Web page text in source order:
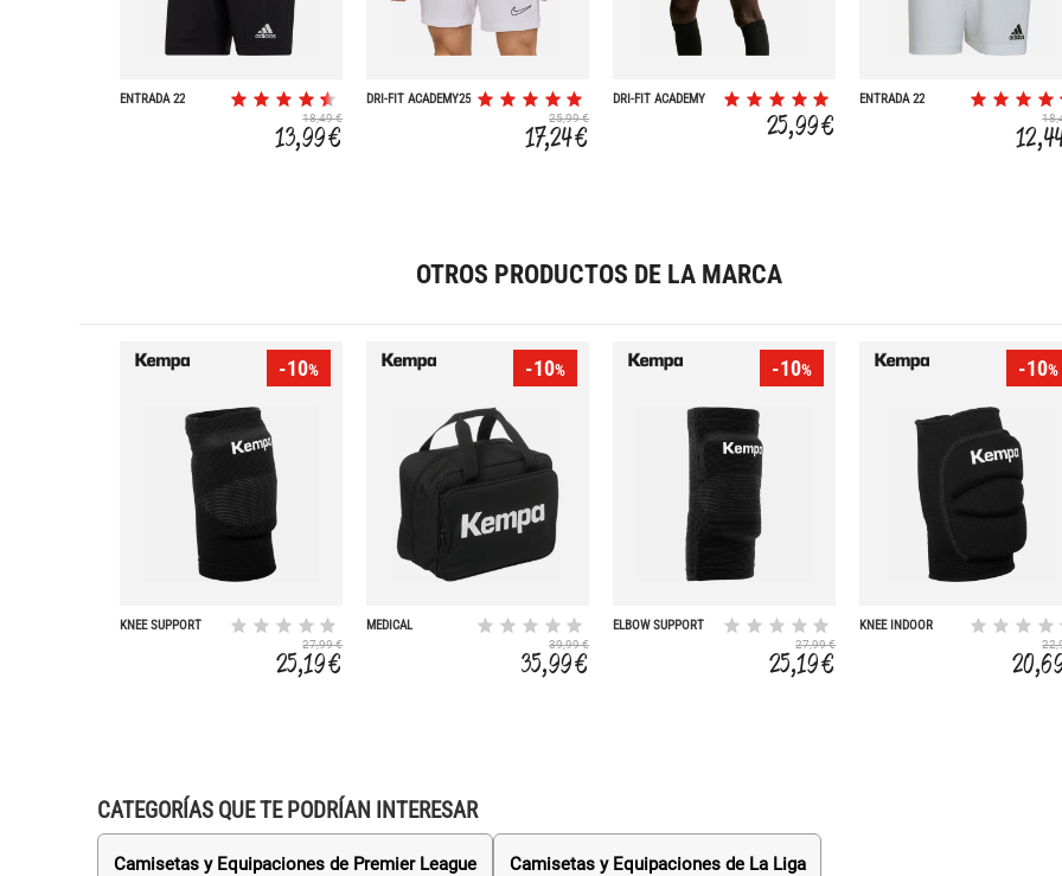
ENTRADA 22
18,49 €
13,99 €
DRI-FIT ACADEMY25
25,99 €
17,24 €
DRI-FIT ACADEMY
25,99 €
ENTRADA 22
OTROS PRODUCTOS DE LA MARCA
-10%
KNEE SUPPORT
27,99 €
25,19 €
-10%
MEDICAL
39,99 €
35,99 €
-10%
ELBOW SUPPORT
27,99 €
25,19 €
-10%
KNEE INDOOR
CATEGORÍAS QUE TE PODRÍAN INTERESAR
Camisetas y Equipaciones de Premier League Camisetas y Equipaciones de La Liga